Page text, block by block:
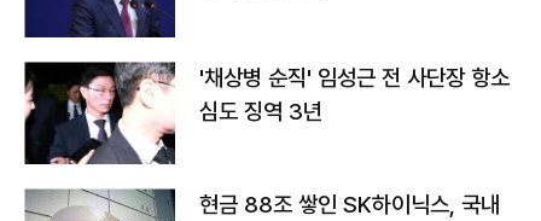
'채상병 순직' 임성근 전 사단장 항소
심도 징역 3년
현금 88조 쌓인 SK하이닉스, 국내